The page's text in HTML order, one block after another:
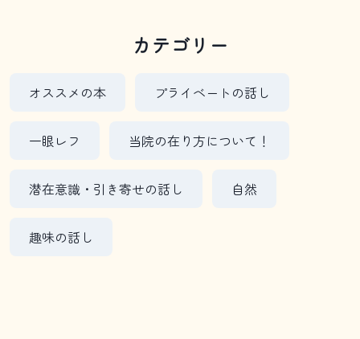
カテゴリー
オススメの本 プライベートの話し
一眼レフ 当院の在り方について！
潜在意識・引き寄せの話し 自然
趣味の話し